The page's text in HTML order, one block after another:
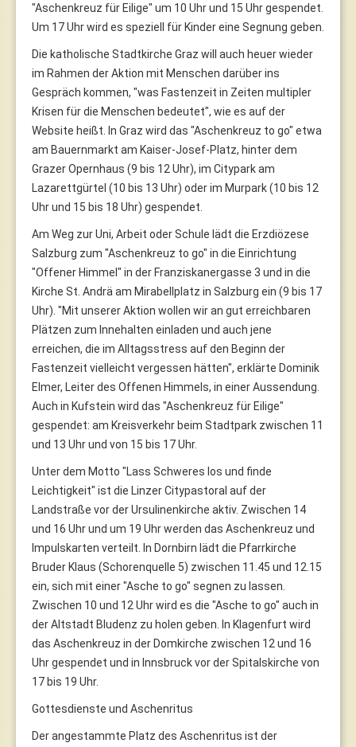
"Aschenkreuz für Eilige" um 10 Uhr und 15 Uhr gespendet.
Um 17 Uhr wird es speziell für Kinder eine Segnung geben.
Die katholische Stadtkirche Graz will auch heuer wieder
im Rahmen der Aktion mit Menschen darüber ins
Gespräch kommen, "was Fastenzeit in Zeiten multipler
Krisen für die Menschen bedeutet", wie es auf der
Website heißt. In Graz wird das "Aschenkreuz to go" etwa
am Bauernmarkt am Kaiser-Josef-Platz, hinter dem
Grazer Opernhaus (9 bis 12 Uhr), im Citypark am
Lazarettgürtel (10 bis 13 Uhr) oder im Murpark (10 bis 12
Uhr und 15 bis 18 Uhr) gespendet.
Am Weg zur Uni, Arbeit oder Schule lädt die Erzdiözese
Salzburg zum "Aschenkreuz to go" in die Einrichtung
"Offener Himmel" in der Franziskanergasse 3 und in die
Kirche St. Andrä am Mirabellplatz in Salzburg ein (9 bis 17
Uhr). "Mit unserer Aktion wollen wir an gut erreichbaren
Plätzen zum Innehalten einladen und auch jene
erreichen, die im Alltagsstress auf den Beginn der
Fastenzeit vielleicht vergessen hätten", erklärte Dominik
Elmer, Leiter des Offenen Himmels, in einer Aussendung.
Auch in Kufstein wird das "Aschenkreuz für Eilige"
gespendet: am Kreisverkehr beim Stadtpark zwischen 11
und 13 Uhr und von 15 bis 17 Uhr.
Unter dem Motto "Lass Schweres los und finde
Leichtigkeit" ist die Linzer Citypastoral auf der
Landstraße vor der Ursulinenkirche aktiv. Zwischen 14
und 16 Uhr und um 19 Uhr werden das Aschenkreuz und
Impulskarten verteilt. In Dornbirn lädt die Pfarrkirche
Bruder Klaus (Schorenquelle 5) zwischen 11.45 und 12.15
ein, sich mit einer "Asche to go" segnen zu lassen.
Zwischen 10 und 12 Uhr wird es die "Asche to go" auch in
der Altstadt Bludenz zu holen geben. In Klagenfurt wird
das Aschenkreuz in der Domkirche zwischen 12 und 16
Uhr gespendet und in Innsbruck vor der Spitalskirche von
17 bis 19 Uhr.
Gottesdienste und Aschenritus
Der angestammte Platz des Aschenritus ist der